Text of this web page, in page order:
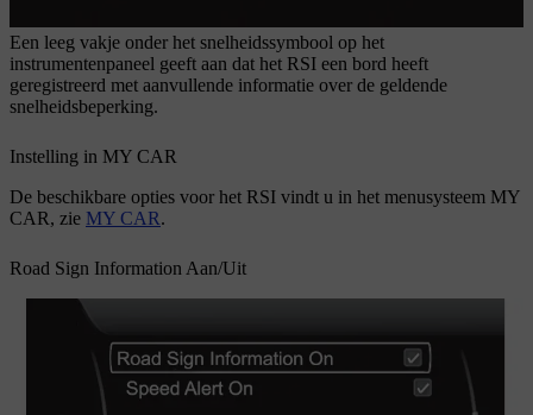
Een leeg vakje onder het snelheidssymbool op het
instrumentenpaneel geeft aan dat het RSI een bord heeft
geregistreerd met aanvullende informatie over de geldende
snelheidsbeperking.
Instelling in MY CAR
De beschikbare opties voor het RSI vindt u in het menusysteem MY
CAR, zie MY CAR.
Road Sign Information Aan/Uit